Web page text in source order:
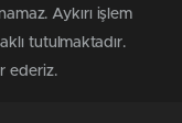
Aykırı işlem
tutulmaktadır.
ederiz.